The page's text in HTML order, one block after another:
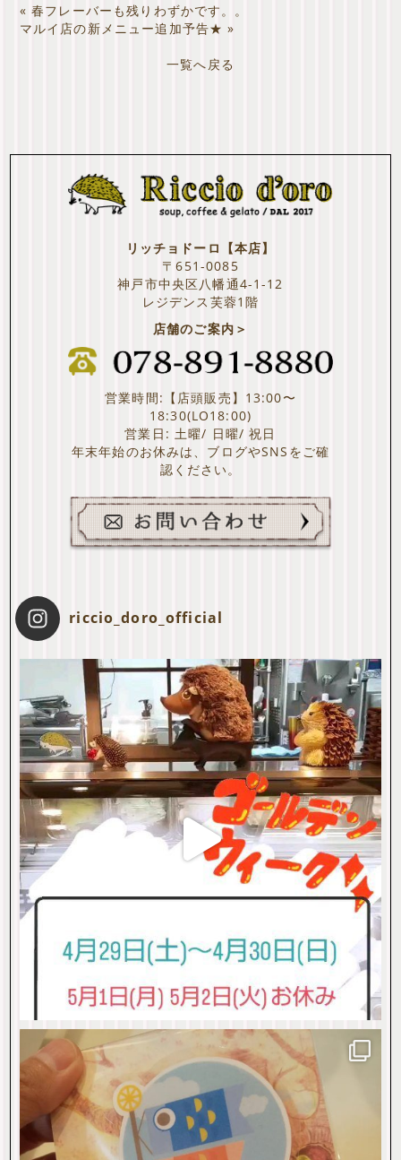
«春フレーバーも残りわずかです。。
マルイ店の新メニュー追加予告★ »
一覧へ戻る
リッチョドーロ【本店】
〒651-0085
神戸市中央区八幡通4-1-12
レジデンス芙蓉1階
店舗のご案内＞
営業時間:【店頭販売】13:00〜
18:30(LO18:00)
営業日: 土曜/ 日曜/ 祝日
年末年始のお休みは、ブログやSNSをご確
認ください。
riccio_doro_official